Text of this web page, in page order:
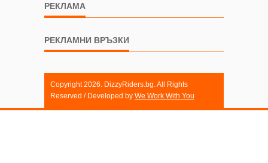
РЕКЛАМА
РЕКЛАМНИ ВРЪЗКИ
Copyright 2026. DizzyRiders.bg. All Rights
Reserved / Developed by We Work With You